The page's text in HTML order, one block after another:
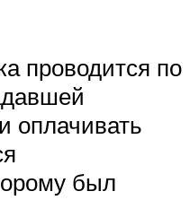
проводится по
оплачивать
был